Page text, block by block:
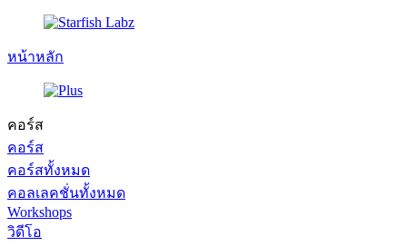
หน้าหลัก
คอร์ส
คอร์ส
คอร์สทั้งหมด
คอลเลคชั่นทั้งหมด
Workshops
วิดีโอ